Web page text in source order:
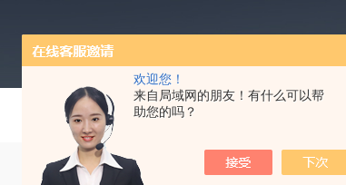
欢迎您！
来自局域网的朋友！有什么可以帮
助您的吗？
当前位置：首页